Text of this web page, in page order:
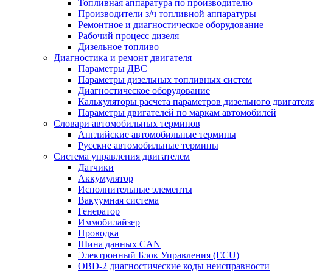
Топливная аппаратура по производителю
Производители з/ч топливной аппаратуры
Ремонтное и диагностическое оборудование
Рабочий процесс дизеля
Дизельное топливо
Диагностика и ремонт двигателя
Параметры ДВС
Параметры дизельных топливных систем
Диагностическое оборудование
Калькуляторы расчета параметров дизельного двигателя
Параметры двигателей по маркам автомобилей
Словари автомобильных терминов
Английские автомобильные термины
Русские автомобильные термины
Система управления двигателем
Датчики
Аккумулятор
Исполнительные элементы
Вакуумная система
Генератор
Иммобилайзер
Проводка
Шина данных CAN
Электронный Блок Управления (ECU)
OBD-2 диагностические коды неисправности